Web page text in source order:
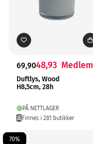
48,93 Medlem
69,90
Duftlys, Wood
H8,5cm, 28h
PÅ NETTLAGER
Finnes i 281 butikker
70%